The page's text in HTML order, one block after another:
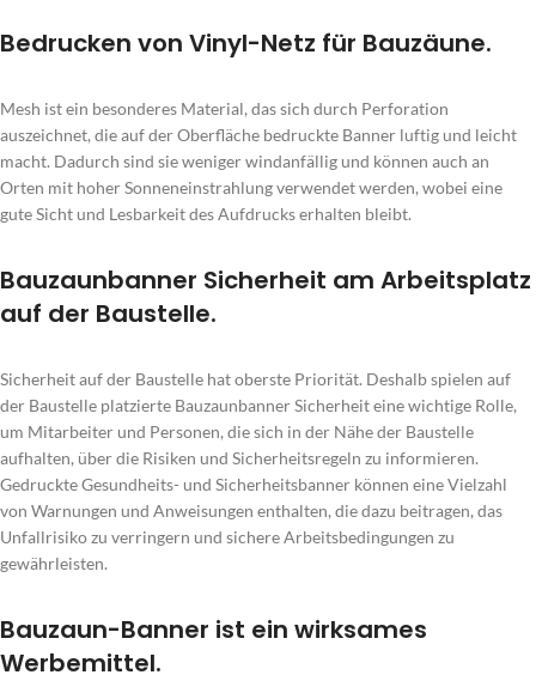
Bedrucken von Vinyl-Netz für Bauzäune.
Mesh ist ein besonderes Material, das sich durch Perforation
auszeichnet, die auf der Oberfläche bedruckte Banner luftig und leicht
macht. Dadurch sind sie weniger windanfällig und können auch an
Orten mit hoher Sonneneinstrahlung verwendet werden, wobei eine
gute Sicht und Lesbarkeit des Aufdrucks erhalten bleibt.
Bauzaunbanner Sicherheit am Arbeitsplatz
auf der Baustelle.
Sicherheit auf der Baustelle hat oberste Priorität. Deshalb spielen auf
der Baustelle platzierte Bauzaunbanner Sicherheit eine wichtige Rolle,
um Mitarbeiter und Personen, die sich in der Nähe der Baustelle
aufhalten, über die Risiken und Sicherheitsregeln zu informieren.
Gedruckte Gesundheits- und Sicherheitsbanner können eine Vielzahl
von Warnungen und Anweisungen enthalten, die dazu beitragen, das
Unfallrisiko zu verringern und sichere Arbeitsbedingungen zu
gewährleisten.
Bauzaun-Banner ist ein wirksames
Werbemittel.